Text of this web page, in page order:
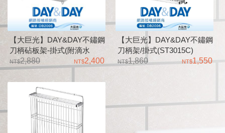
【大巨光】DAY&DAY不鏽鋼
刀柄砧板架-掛式(附滴水
盤)_ST3015H
2,880 2,400
【大巨光】DAY&DAY不鏽鋼
刀柄架/掛式(ST3015C)
1,860
1,550